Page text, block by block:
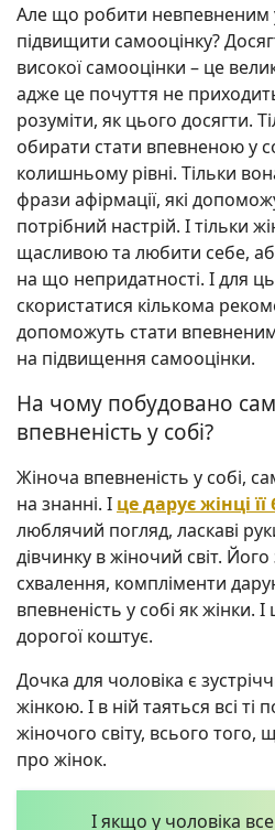
Але що робити невпевненим
підвищити самооцінку?
високої самооцінки – це
адже це почуття не
розуміти, як цього досягти.
обирати стати впевненою у
колишньому рівні. Тільки
фрази афірмації, які
потрібний настрій. І тільки
щасливою та любити себе,
на що непридатності. І для
скористатися кількома
допоможуть стати
на підвищення самооцінки.
На чому побудовано
впевненість у собі?
Жіноча впевненість у собі,
на знанні. І це дарує жінці
люблячий погляд, ласкаві
дівчинку в жіночий світ.
схвалення, компліменти
впевненість у собі як жінки.
дорогої коштує.
Дочка для чоловіка є
жінкою. І в ній таяться всі
жіночого світу, всього того,
про жінок.
І якщо у чоловіка